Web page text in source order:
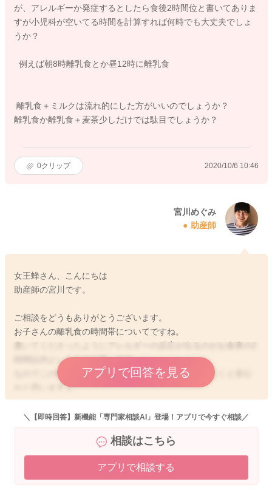
が、アレルギーか発症するとしたら食後2時間位と書いてありま
すが小児科が空いてる時間を計算すれば何時でも大丈夫でしょ
うか？
例えば朝8時離乳食とか昼12時に離乳食
離乳食＋ミルクは流れ的にした方がいいのでしょうか？
離乳食か離乳食＋麦茶少しだけでは駄目でしょうか？
0クリップ 2020/10/6 10:46
宮川めぐみ
助産師
女王蜂さん、こんにちは
助産師の宮川です。
ご相談をどうもありがとうございます。
お子さんの離乳食の時間帯についてですね。
時間以内ということが多いです。
なのでこの時間に診察時間がかかるようにしていただくと安心
かと思いますよ。
例えで書いてくださったような時間でいいと思いますよ。
あとはお子さんの機嫌のいい時にあげていただけるといいと思
また離乳食を始めて、ミルクの量や回数を減らす必要はありま
せんので、離乳食とのセットであげていただくのが良いかと思
アプリで回答を見る
＼【即時回答】新機能「専門家相談AI」登場！アプリで今すぐ相談／
相談はこちら
アプリで相談する